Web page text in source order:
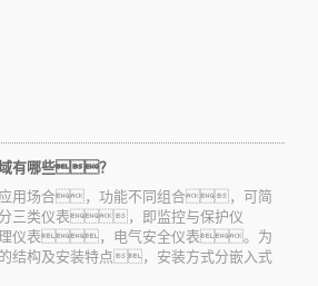
域有哪些？
应用场合，功能不同组合，可简
三类仪表，即监控与保护仪
理仪表，电气安全仪表。为
结构及安装特点，安装方式分嵌入式